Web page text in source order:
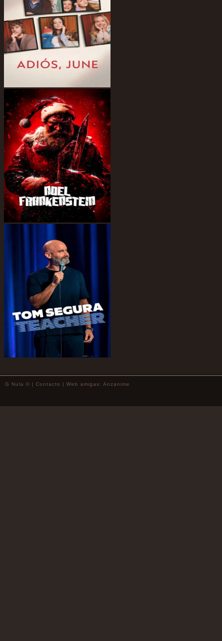
G Nula © | Contacto | Web amigas: Anzanime